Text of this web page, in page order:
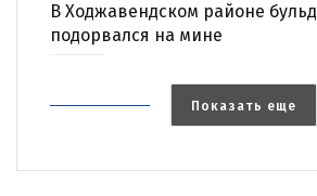
В Ходжавендском районе
подорвался на мине
Показать еще